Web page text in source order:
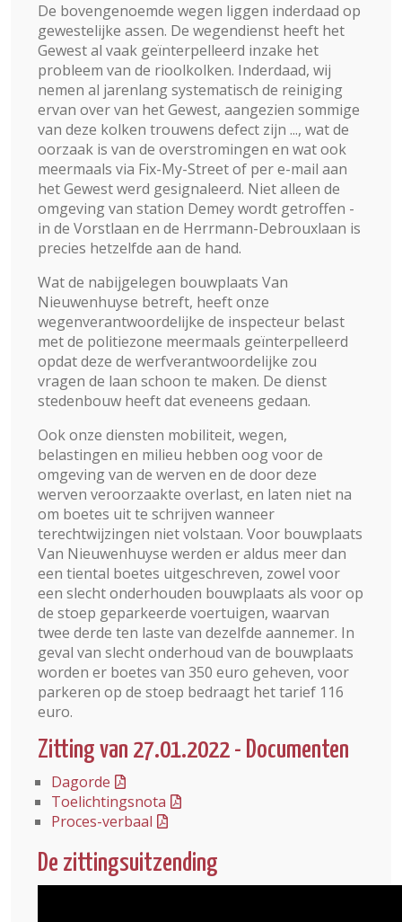
De bovengenoemde wegen liggen inderdaad op
gewestelijke assen. De wegendienst heeft het
Gewest al vaak geïnterpelleerd inzake het
probleem van de rioolkolken. Inderdaad, wij
nemen al jarenlang systematisch de reiniging
ervan over van het Gewest, aangezien sommige
van deze kolken trouwens defect zijn ..., wat de
oorzaak is van de overstromingen en wat ook
meermaals via Fix-My-Street of per e-mail aan
het Gewest werd gesignaleerd. Niet alleen de
omgeving van station Demey wordt getroffen -
in de Vorstlaan en de Herrmann-Debrouxlaan is
precies hetzelfde aan de hand.
Wat de nabijgelegen bouwplaats Van
Nieuwenhuyse betreft, heeft onze
wegenverantwoordelijke de inspecteur belast
met de politiezone meermaals geïnterpelleerd
opdat deze de werfverantwoordelijke zou
vragen de laan schoon te maken. De dienst
stedenbouw heeft dat eveneens gedaan.
Ook onze diensten mobiliteit, wegen,
belastingen en milieu hebben oog voor de
omgeving van de werven en de door deze
werven veroorzaakte overlast, en laten niet na
om boetes uit te schrijven wanneer
terechtwijzingen niet volstaan. Voor bouwplaats
Van Nieuwenhuyse werden er aldus meer dan
een tiental boetes uitgeschreven, zowel voor
een slecht onderhouden bouwplaats als voor op
de stoep geparkeerde voertuigen, waarvan
twee derde ten laste van dezelfde aannemer. In
geval van slecht onderhoud van de bouwplaats
worden er boetes van 350 euro geheven, voor
parkeren op de stoep bedraagt het tarief 116
euro.
Zitting van 27.01.2022 - Documenten
Dagorde
Toelichtingsnota
Proces-verbaal
De zittingsuitzending